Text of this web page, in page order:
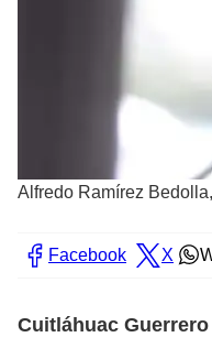
Alfredo Ramírez
Facebook X
Cuitláhuac Guerrero